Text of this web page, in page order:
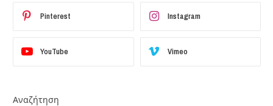
Pinterest Instagram
YouTube Vimeo
Αναζήτηση